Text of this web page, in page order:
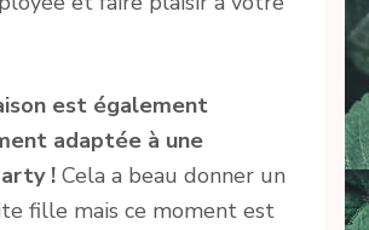
est également
adaptée à une
! Cela a beau donner un
fille mais ce moment est